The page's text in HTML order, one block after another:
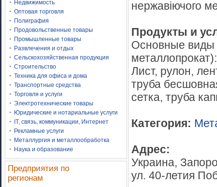
Недвижимость
Оптовая торговля
Полиграфия
Продовольственные товары
Промышленные товары
Развлечения и отдых
Сельскохозяйственная продукция
Строительство
Техника для офиса и дома
Транспортные средства
Торговля и услуги
Электротехнические товары
Юридические и нотариальные услуги
IT, связь, коммуникации, Интернет
Рекламные услуги
Металлургия и металлообработка
Наука и образование
Предприятия по
регионам
нержавіючого
Продукты и
Основные виды
металлопрокат):
Лист, рулон,
труба
сетка, труба
Категория:
Адрес:
Украина,
ул. 40-летия